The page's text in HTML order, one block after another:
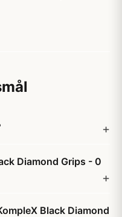
Diamond Grips - 0
Black Diamond